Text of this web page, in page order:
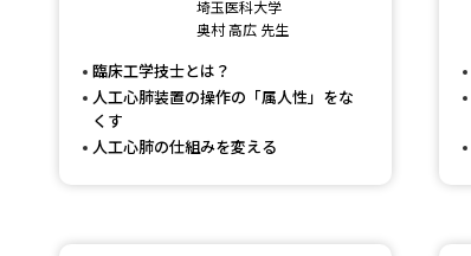
埼玉医科大学
奥村 高広 先生
臨床工学技士とは？
人工心肺装置の操作の「属人性」をな
くす
人工心肺の仕組みを変える